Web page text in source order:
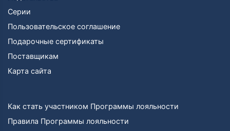
Серии
Пользовательское соглашение
Подарочные сертификаты
Поставщикам
Карта сайта
Как стать участником Программы лояльности
Правила Программы лояльности